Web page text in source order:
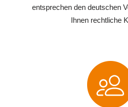
entsprechen den deutschen
Ihnen rechtliche